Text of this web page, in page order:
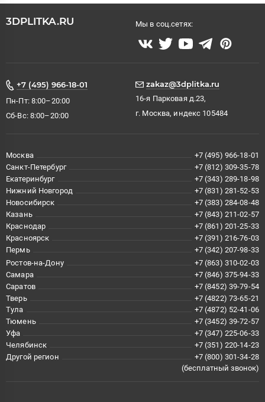
3DPLITKA.RU Мы в соц.сетях:
+7 (495) 966-18-01
Пн-Пт: 8:00–20:00
Сб-Вс: 8:00–20:00
zakaz@3dplitka.ru
16-я Парковая д.23,
г. Москва, индекс 105484
Москва
+7 (495) 966-18-01
Санкт-Петербург
+7 (812) 309-35-78
Екатеринбург
+7 (343) 289-18-98
Нижний Новгород
+7 (831) 281-52-53
Новосибирск
+7 (383) 284-08-48
Казань
+7 (843) 211-02-57
Краснодар
+7 (861) 201-25-33
Красноярск
+7 (391) 216-76-03
Пермь
+7 (342) 207-98-33
Ростов-на-Дону
+7 (863) 310-02-03
Самара
+7 (846) 375-94-33
Саратов
+7 (8452) 39-79-54
Тверь
+7 (4822) 73-65-21
Тула
+7 (4872) 52-41-06
Тюмень
+7 (3452) 39-72-57
Уфа
+7 (347) 225-06-33
Челябинск
+7 (351) 220-14-23
Другой регион
+7 (800) 301-34-28
(бесплатный звонок)